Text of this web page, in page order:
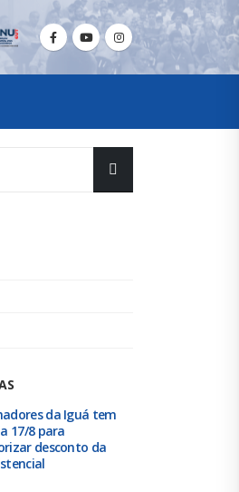
inscritas para a
SINDISAN; pleito
de 21 a 24 de julho